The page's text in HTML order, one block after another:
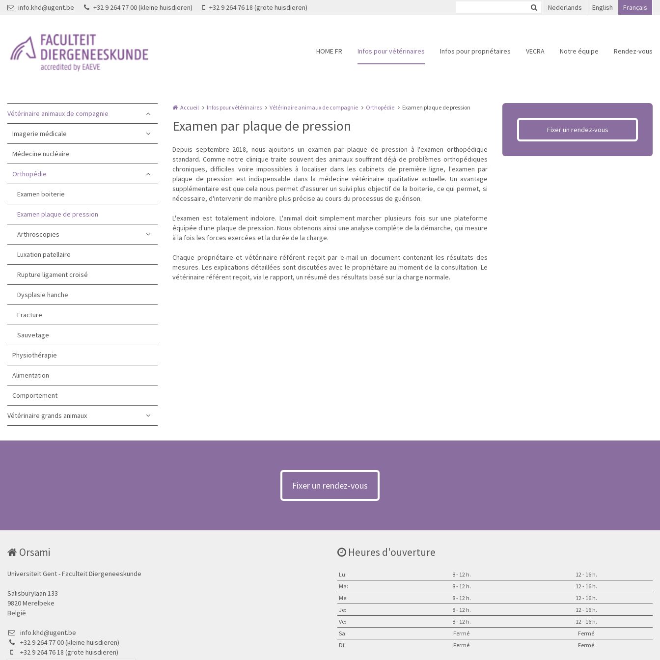
Aller au contenu principal
info.khd@ugent.be +32 9 264 77 00 (kleine huisdieren) +32 9 264 76 18 (grote huisdieren) Nederlands English Français
HOME FR Infos pour vétérinaires Infos pour propriétaires VECRA Notre équipe Rendez-vous
Vétérinaire animaux de compagnie
Imagerie médicale
Médecine nucléaire
Orthopédie
Examen boiterie
Examen plaque de pression
Arthroscopies
Luxation patellaire
Rupture ligament croisé
Dysplasie hanche
Fracture
Sauvetage
Physiothérapie
Alimentation
Comportement
Vétérinaire grands animaux
Accueil Infos pour vétérinaires Vétérinaire animaux de compagnie Orthopédie Examen plaque de pression
Examen par plaque de pression
Depuis septembre 2018, nous ajoutons un examen par plaque de pression à l'examen orthopédique
standard. Comme notre clinique traite souvent des animaux souffrant déjà de problèmes orthopédiques
chroniques, difficiles voire impossibles à localiser dans les cabinets de première ligne, l'examen par
plaque de pression est indispensable dans la médecine vétérinaire qualitative actuelle. Un avantage
supplémentaire est que cela nous permet d'assurer un suivi plus objectif de la boiterie, ce qui permet, si
nécessaire, d'intervenir de manière plus précise au cours du processus de guérison.
L'examen est totalement indolore. L'animal doit simplement marcher plusieurs fois sur une plateforme
équipée d'une plaque de pression. Nous obtenons ainsi une analyse complète de la démarche, qui mesure
à la fois les forces exercées et la durée de la charge.
Chaque propriétaire et vétérinaire référent reçoit par e-mail un document contenant les résultats des
mesures. Les explications détaillées sont discutées avec le propriétaire au moment de la consultation. Le
vétérinaire référent reçoit, via le rapport, un résumé des résultats basé sur la charge normale.
Fixer un rendez-vous
Fixer un rendez-vous
Orsami
Universiteit Gent - Faculteit Diergeneeskunde
Salisburylaan 133
9820 Merelbeke
België
info.khd@ugent.be
+32 9 264 77 00 (kleine huisdieren)
+32 9 264 76 18 (grote huisdieren)
Heures d'ouverture
Lu: 8 - 12 h.
12 - 16 h.
Ma:
8 - 12 h.
12 - 16 h.
Me:
8 - 12 h.
12 - 16 h.
Je:
8 - 12 h.
12 - 16 h.
Ve:
8 - 12 h.
12 - 16 h.
Sa:
Fermé
Fermé
Di:
Fermé Fermé